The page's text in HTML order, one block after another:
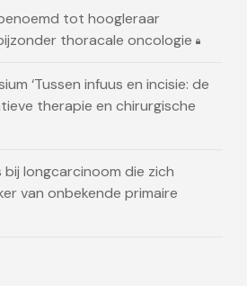
tot hoogleraar
thoracale oncologie
‘Tussen infuus en incisie: de
therapie en chirurgische
longcarcinoom die zich
van onbekende primaire